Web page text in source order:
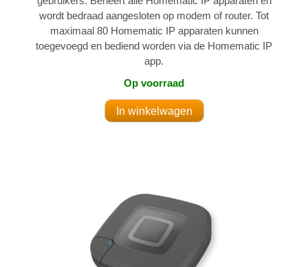
wordt bedraad aangesloten op modem of router. Tot
maximaal 80 Homematic IP apparaten kunnen
toegevoegd en bediend worden via de Homematic IP
app.
Op voorraad